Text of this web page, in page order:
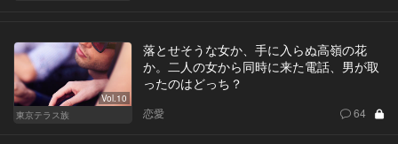
Vol.10
東京テラス族
落とせそうな女か、手に入らぬ高嶺の花
か。二人の女から同時に来た電話、男が取
ったのはどっち？
恋愛 64